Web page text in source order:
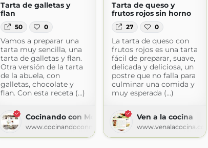
Tarta de galletas y
flan
50 0
Vamos a preparar una
tarta muy sencilla, una
tarta de galletas y flan.
Otra versión de la tarta
de la abuela, con
galletas, chocolate y
flan. Con esta receta (...)
Cocinando con Montse
www.cocinandoconmontse.com
Tarta de queso y
frutos rojos sin horno
27 0
La tarta de queso con
frutos rojos es una tarta
fácil de preparar, suave,
delicada y deliciosa, un
postre que no falla para
culminar una comida y
muy esperada (...)
Ven a la cocina
www.venalacocina.com